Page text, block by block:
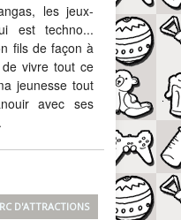
les jeux-
est techno...
fils de façon à
vivre tout ce
jeunesse tout
avec ses
D'ATTRACTIONS